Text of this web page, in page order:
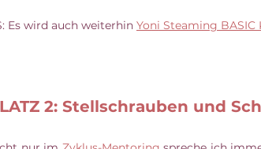
Es wird auch weiterhin Yoni Steaming BASIC
2: Stellschrauben und